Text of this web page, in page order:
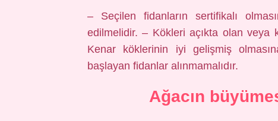
– Seçilen fidanların sertifikalı
edilmelidir. – Kökleri açıkta olan veya
Kenar köklerinin iyi gelişmiş
başlayan fidanlar alınmamalıdır.
Ağacın